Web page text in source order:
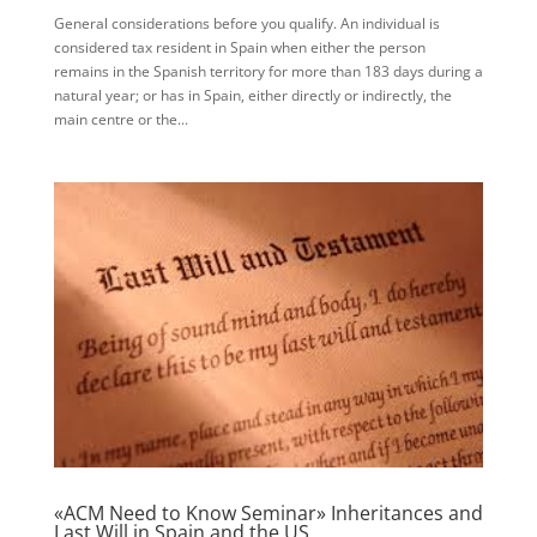
General considerations before you qualify. An individual is
considered tax resident in Spain when either the person
remains in the Spanish territory for more than 183 days during a
natural year; or has in Spain, either directly or indirectly, the
main centre or the...
«ACM Need to Know Seminar» Inheritances and